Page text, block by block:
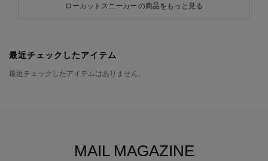
ローカットスニーカー の商品をもっと見る
最近チェックしたアイテム
最近チェックしたアイテムはありません。
MAIL MAGAZINE